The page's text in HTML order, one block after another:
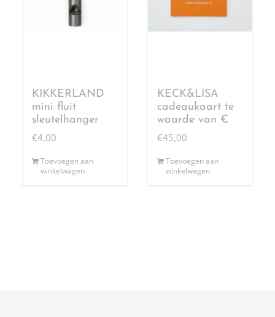
KIKKERLAND
mini fluit
sleutelhanger
€4,00
Toevoegen aan
winkelwagen
KECK&LISA
cadeaukaart te
waarde van €
50,00
€45,00
Toevoegen aan
winkelwagen